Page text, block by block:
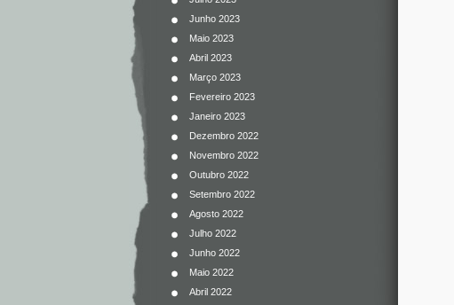
Junho 2023
Maio 2023
Abril 2023
Março 2023
Fevereiro 2023
Janeiro 2023
Dezembro 2022
Novembro 2022
Outubro 2022
Setembro 2022
Agosto 2022
Julho 2022
Junho 2022
Maio 2022
Abril 2022